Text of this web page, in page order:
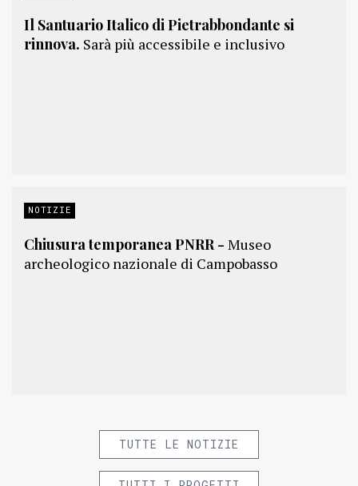
Il Santuario Italico di Pietrabbondante si
rinnova. Sarà più accessibile e inclusivo
NOTIZIE
Chiusura temporanea PNRR - Museo
archeologico nazionale di Campobasso
TUTTE LE NOTIZIE